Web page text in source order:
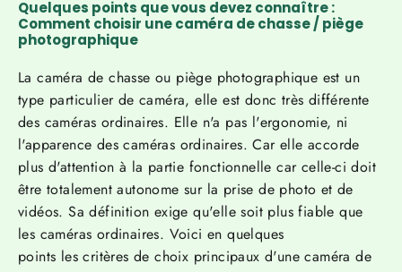
Quelques points que vous devez connaître :
Comment choisir une caméra de chasse / piège
photographique
La caméra de chasse ou piège photographique est un
type particulier de caméra, elle est donc très différente
des caméras ordinaires. Elle n'a pas l'ergonomie, ni
l'apparence des caméras ordinaires. Car elle accorde
plus d'attention à la partie fonctionnelle car celle-ci doit
être totalement autonome sur la prise de photo et de
vidéos. Sa définition exige qu'elle soit plus fiable que
les caméras ordinaires. Voici en quelques
points les critères de choix principaux d'une caméra de